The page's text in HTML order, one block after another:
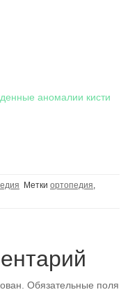
аномалии кисти
Метки ортопедия,
Обязательные поля